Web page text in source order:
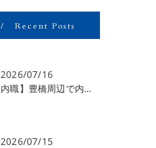
Recent Posts
2026/07/16
【内職】豊橋周辺で内職のお仕事を探している方募集中！【お仕事の内容】
2026/07/15